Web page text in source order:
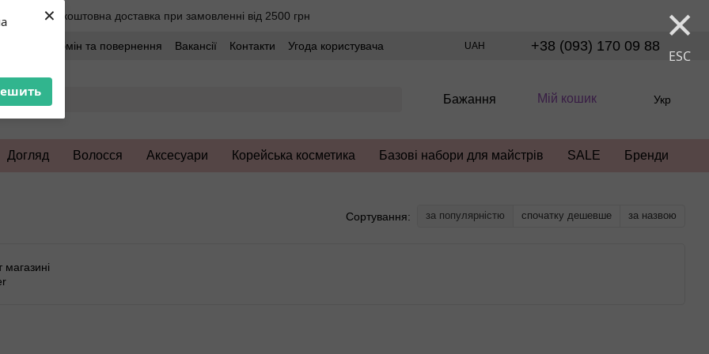
× ×
ESC
Безкоштовна доставка при замовленні від 2500 грн
Обмін та повернення Вакансії Контакти
Угода користувача
UAH +38 (093) 170 09 88
Бажання Мій кошик Укр
Догляд Волосся Аксесуари Корейська косметика Базові набори для майстрів SALE Бренди
Сортування: за популярністю спочатку дешевше за назвою